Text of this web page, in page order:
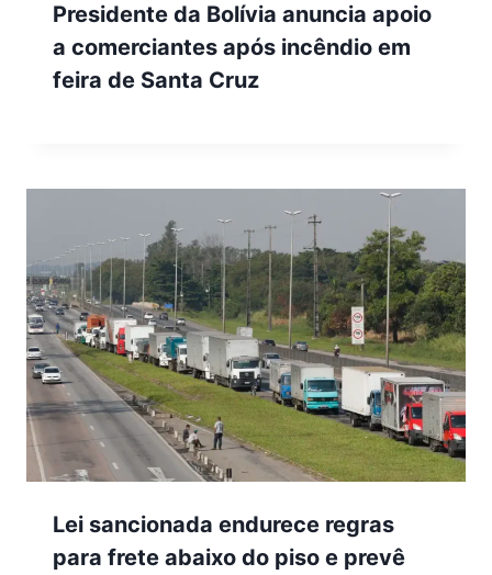
Presidente da Bolívia anuncia apoio
a comerciantes após incêndio em
feira de Santa Cruz
Lei sancionada endurece regras
para frete abaixo do piso e prevê